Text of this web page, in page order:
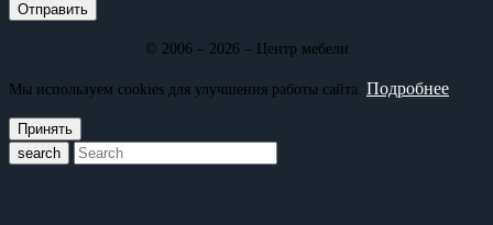
Отправить
© 2006 – 2026 – Центр мебели
Мы используем cookies для улучшения работы сайта. Подробнее
Принять
search